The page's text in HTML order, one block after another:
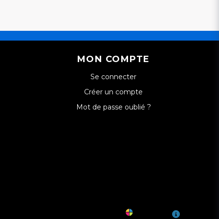
MON COMPTE
Se connecter
Créer un compte
Mot de passe oublié ?